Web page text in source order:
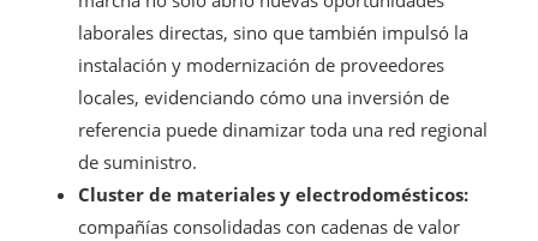
laborales directas, sino que también impulsó la
instalación y modernización de proveedores
locales, evidenciando cómo una inversión de
referencia puede dinamizar toda una red regional
de suministro.
Cluster de materiales y electrodomésticos:
compañías consolidadas con cadenas de valor